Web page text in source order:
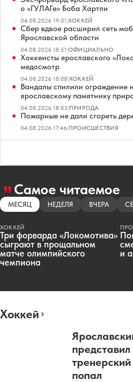
о «ГУЛАГе» Боба Хартли
04.08.2026 19:01|ХОККЕЙ
Сбер вдвое расширил сеть
Ярославской области
04.08.2026 18:51|ОФИЦИАЛЬНО
Хоккеисты ярославского
медосмотр
04.08.2026 18:08|ХОККЕЙ
Вандалы спилили ограждение
ярославскому памятнику
04.08.2026 18:03|ПРИРОДА
Пожарные не дали сгореть
04.08.2026 17:46|ПРОИСШЕСТВИЯ
Самое читаемое
МЕСЯЦ НЕДЕЛЯ ВЧЕРА
ХОККЕЙ
Три форварда «Локомотива»
сыграют в прощальном
матче олимпийского
чемпиона
и
Хоккей
попал